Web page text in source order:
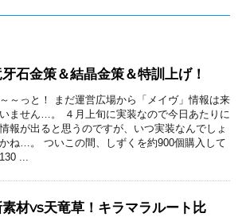
石金策＆結晶金策＆特訓上げ！
～っと！ まだ運営広場から「メイヴ」情報は来
ません…。 ４月上旬に実装なので今日あたりに
報が出ると思うのですが、いつ実装なんでしょ
ね…。 ついこの間、しずくを約900個購入して
...
材vs天竜草！キラマラルート比